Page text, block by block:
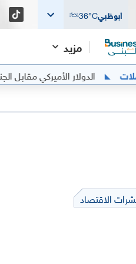
أبوظبي 36°C
مزيد
الدولار الأميركي مقابل الجنيه المصري
الاقتصاد